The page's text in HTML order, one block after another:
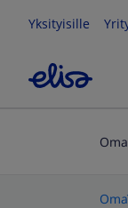
Yksityisille